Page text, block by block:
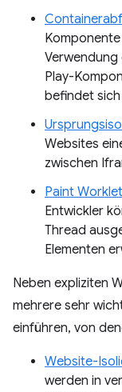
Verwendung
Play-
befindet
Websites
zwischen
Paint
Entwickler
Thread
Elementen
Neben expliziten
mehrere sehr
einführen, von
Website-
werden in